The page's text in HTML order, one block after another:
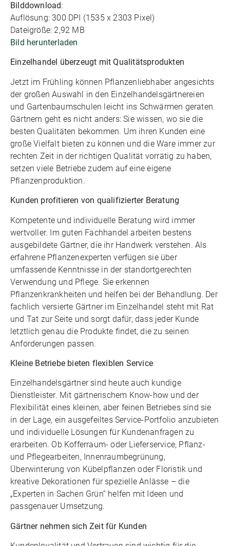
Bilddownload:
Auflösung: 300 DPI (1535 x 2303 Pixel)
Dateigröße: 2,92 MB
Bild herunterladen
Einzelhandel überzeugt mit Qualitätsprodukten
Jetzt im Frühling können Pflanzenliebhaber angesichts
der großen Auswahl in den Einzelhandelsgärtnereien
und Gartenbaumschulen leicht ins Schwärmen geraten.
Gärtnern geht es nicht anders: Sie wissen, wo sie die
besten Qualitäten bekommen. Um ihren Kunden eine
große Vielfalt bieten zu können und die Ware immer zur
rechten Zeit in der richtigen Qualität vorrätig zu haben,
setzen viele Betriebe zudem auf eine eigene
Pflanzenproduktion.
Kunden profitieren von qualifizierter Beratung
Kompetente und individuelle Beratung wird immer
wertvoller. Im guten Fachhandel arbeiten bestens
ausgebildete Gärtner, die ihr Handwerk verstehen. Als
erfahrene Pflanzenexperten verfügen sie über
umfassende Kenntnisse in der standortgerechten
Verwendung und Pflege. Sie erkennen
Pflanzenkrankheiten und helfen bei der Behandlung. Der
fachlich versierte Gärtner im Einzelhandel steht mit Rat
und Tat zur Seite und sorgt dafür, dass jeder Kunde
letztlich genau die Produkte findet, die zu seinen
Anforderungen passen.
Kleine Betriebe bieten flexiblen Service
Einzelhandelsgärtner sind heute auch kundige
Dienstleister. Mit gärtnerischem Know-how und der
Flexibilität eines kleinen, aber feinen Betriebes sind sie
in der Lage, ein ausgefeiltes Service-Portfolio anzubieten
und individuelle Lösungen für Kundenanfragen zu
erarbeiten. Ob Kofferraum- oder Lieferservice, Pflanz-
und Pflegearbeiten, Innenraumbegrünung,
Überwinterung von Kübelpflanzen oder Floristik und
kreative Dekorationen für spezielle Anlässe – die
„Experten in Sachen Grün“ helfen mit Ideen und
passgenauer Umsetzung.
Gärtner nehmen sich Zeit für Kunden